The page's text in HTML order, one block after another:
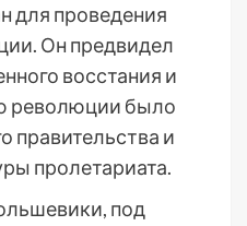
для проведения
Он предвидел
восстания и
революции было
правительства и
пролетариата.
под